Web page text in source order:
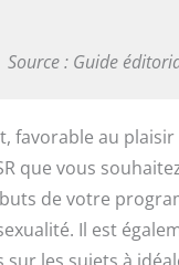
Source : Guide
favorable au
que vous
de votre
Il est